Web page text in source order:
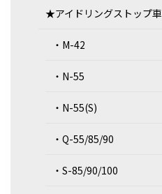
★アイドリングストップ車
・M-42
・N-55
・N-55(S)
・Q-55/85/90
・S-85/90/100